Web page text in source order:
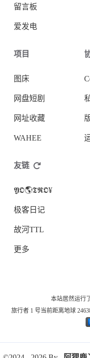
留言板
爱发电
项目
图床
网盘短剧
网址收藏
WAHEE
友链
𝖄𝕺🌎𝕿𝕽𝕺¥
极客日记
故河TTL
更多
本站居然运行
旅行者 1 号当前距离地球